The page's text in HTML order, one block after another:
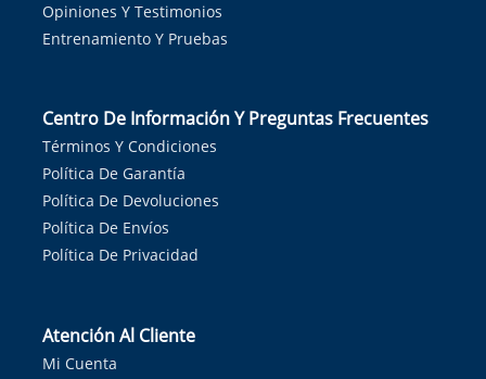
Opiniones Y Testimonios
Entrenamiento Y Pruebas
Centro De Información Y Preguntas Frecuentes
Términos Y Condiciones
Política De Garantía
Política De Devoluciones
Política De Envíos
Política De Privacidad
Atención Al Cliente
Mi Cuenta